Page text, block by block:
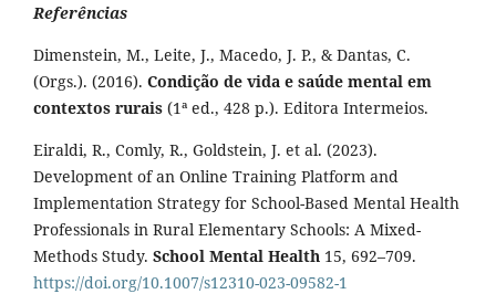
Referências
Dimenstein, M., Leite, J., Macedo, J. P., & Dantas, C.
(Orgs.). (2016). Condição de vida e saúde mental em
contextos rurais (1ª ed., 428 p.). Editora Intermeios.
Eiraldi, R., Comly, R., Goldstein, J. et al. (2023).
Development of an Online Training Platform and
Implementation Strategy for School-Based Mental Health
Professionals in Rural Elementary Schools: A Mixed-
Methods Study. School Mental Health 15, 692–709.
https://doi.org/10.1007/s12310-023-09582-1